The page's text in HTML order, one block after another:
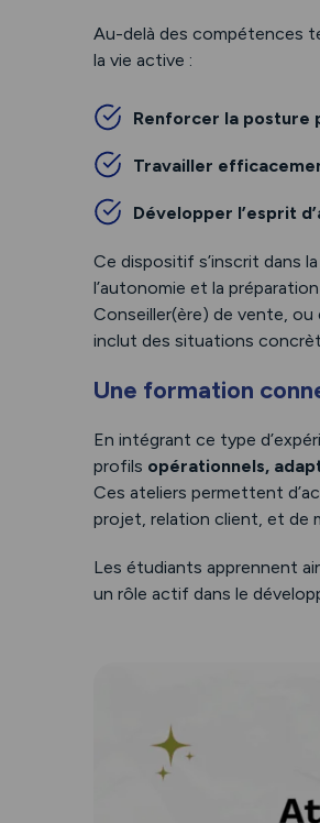
Au-delà des compétences
la vie active :
Renforcer la posture
Travailler
Développer l’esprit
Ce dispositif s’inscrit dans
l’autonomie et la
Conseiller(ère) de vente,
inclut des situations
Une formation
En intégrant ce type
profils opérationnels,
Ces ateliers permettent
projet, relation client, et de
Les étudiants apprennent
un rôle actif dans le